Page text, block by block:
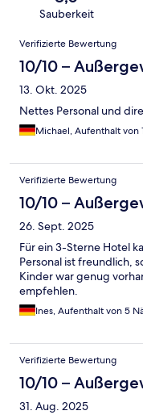
Sauberkeit
Bewertungen
Verifizierte Bewertung
10/10 –
13. Okt. 2025
Nettes Personal und
Michael, Aufenthalt von
Verifizierte Bewertung
10/10 –
26. Sept. 2025
Für ein 3-Sterne Hotel
Personal ist freundlich,
Kinder war genug
empfehlen.
Ines, Aufenthalt von 5
Verifizierte Bewertung
10/10 –
31. Aug. 2025